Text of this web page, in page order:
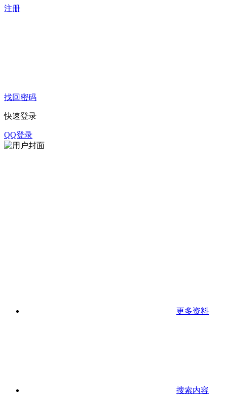
注册
找回密码
快速登录
QQ登录
更多资料
搜索内容